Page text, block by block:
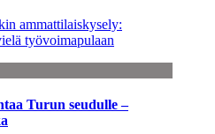
ammattilaiskysely:
työvoimapulaan
Turun seudulle –